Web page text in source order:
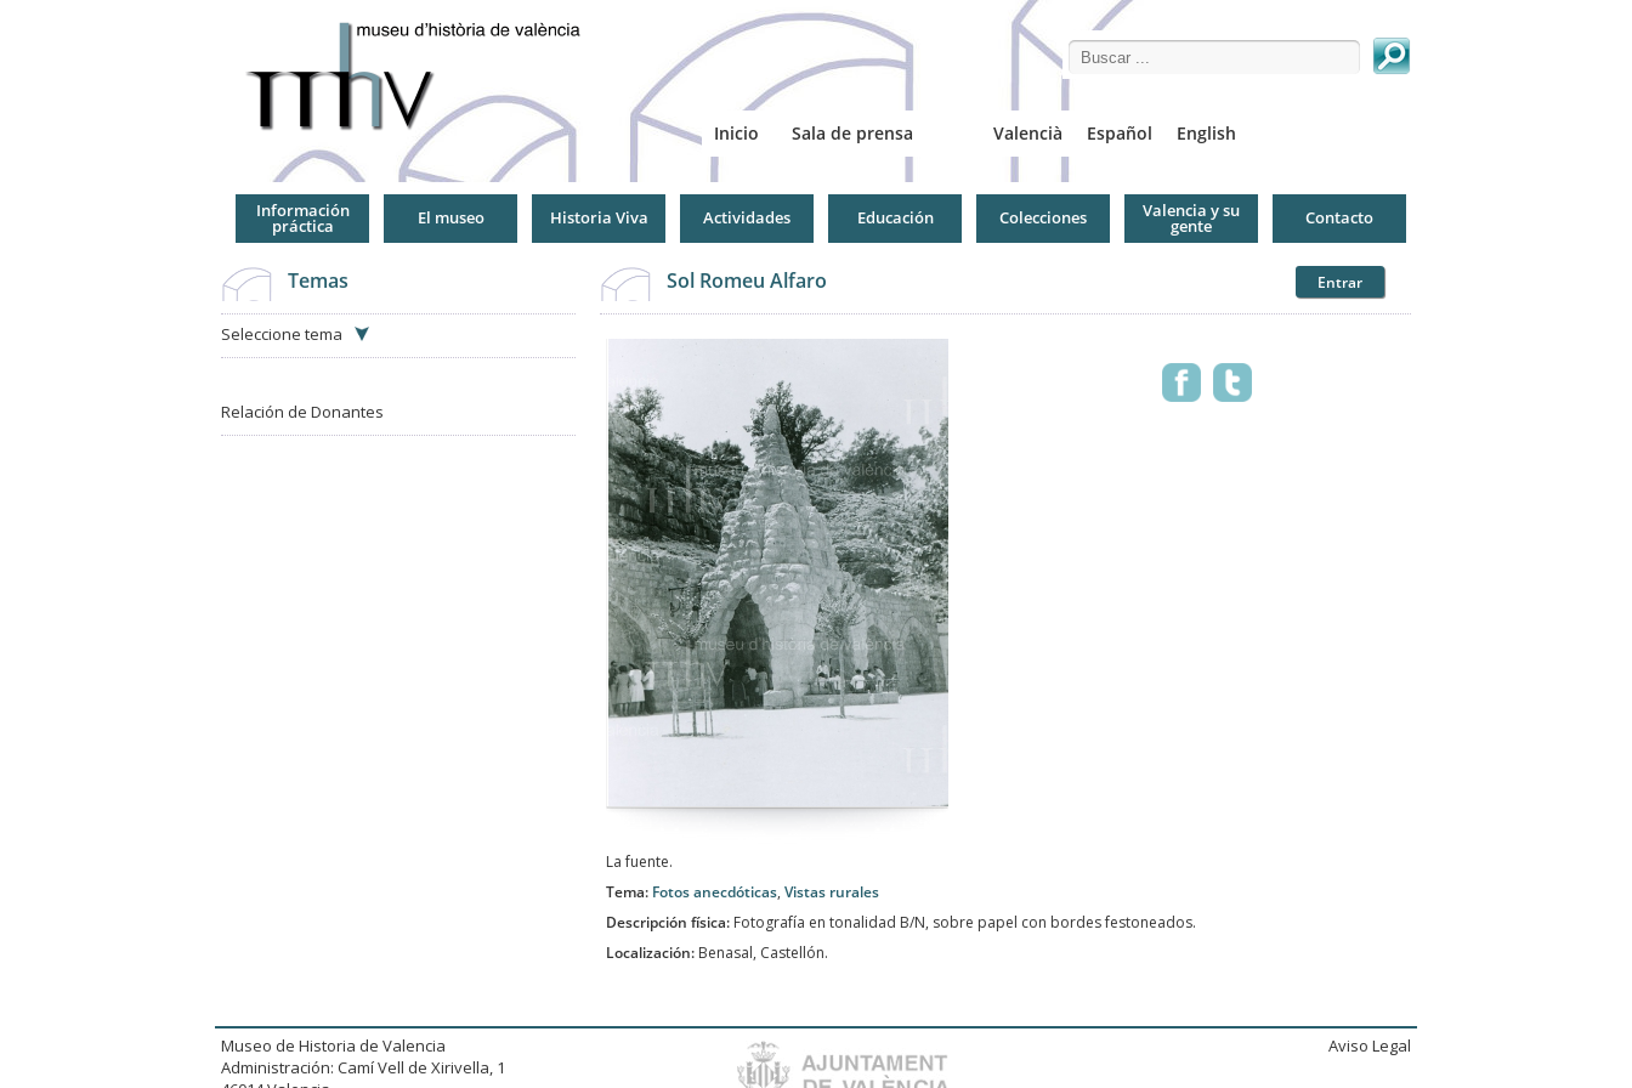
Search this site
Valencià Español English
Inicio Sala de prensa
Información
práctica El museo Historia Viva Actividades Educación Colecciones Valencia y su
gente Contacto
Temas
Seleccione tema
Relación de Donantes
Sol Romeu Alfaro Entrar
La fuente.
Tema: Fotos anecdóticas, Vistas rurales
Descripción física: Fotografía en tonalidad B/N, sobre papel con bordes festoneados.
Localización: Benasal, Castellón.
Museo de Historia de Valencia
Administración: Camí Vell de Xirivella, 1
Aviso Legal